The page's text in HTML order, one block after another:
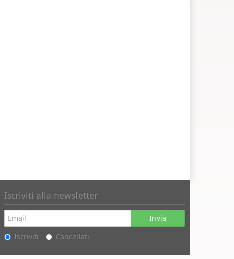
Iscriviti alla newsletter
Invia
Iscriviti
Cancellati